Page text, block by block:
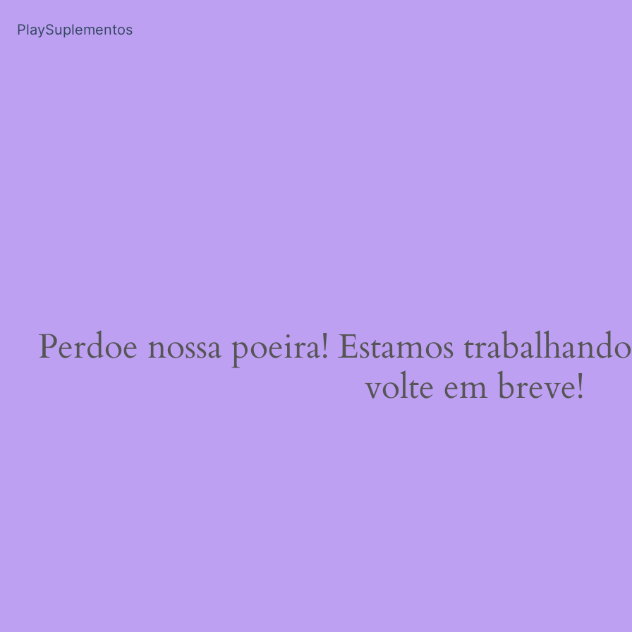
PlaySuplementos
Perdoe nossa poeira! Estamos
volte em breve!